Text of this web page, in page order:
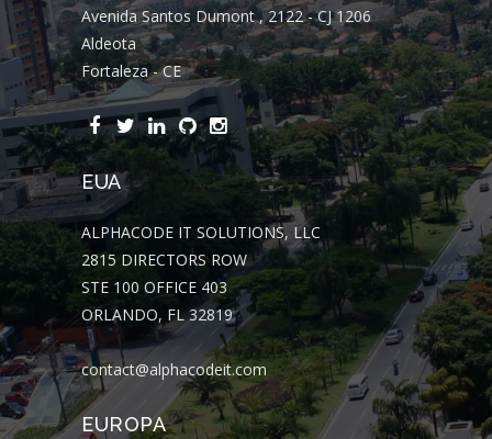
Avenida Santos Dumont , 2122 - CJ 1206
Aldeota
Fortaleza - CE
EUA
ALPHACODE IT SOLUTIONS, LLC
2815 DIRECTORS ROW
STE 100 OFFICE 403
ORLANDO, FL 32819
contact@alphacodeit.com
EUROPA